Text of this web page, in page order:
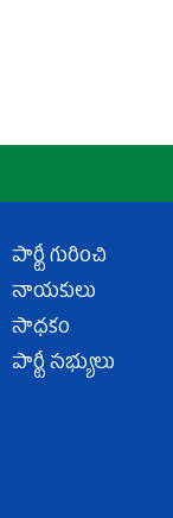
పార్టీ గురించి
నాయకులు
సాధకం
పార్టీ సభ్యులు